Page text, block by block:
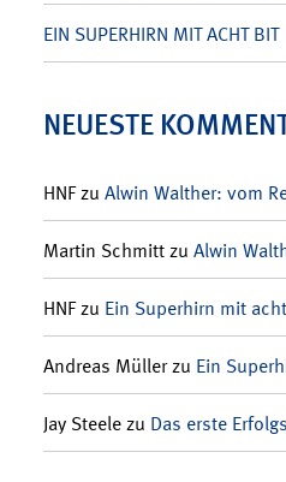
EIN SUPERHIRN MIT ACHT BIT
NEUESTE
HNFzu Alwin Walther: vom
Martin Schmittzu Alwin
HNFzu Ein Superhirn mit
Andreas Müllerzu Ein
Jay Steelezu Das erste